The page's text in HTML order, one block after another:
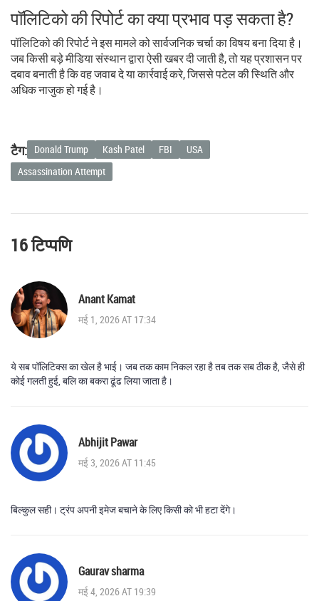
पॉलिटिको की रिपोर्ट का क्या प्रभाव पड़ सकता है?
पॉलिटिको की रिपोर्ट ने इस मामले को सार्वजनिक चर्चा का विषय बना दिया है।
जब किसी बड़े मीडिया संस्थान द्वारा ऐसी खबर दी जाती है, तो यह प्रशासन पर
दबाव बनाती है कि वह जवाब दे या कार्रवाई करे, जिससे पटेल की स्थिति और
अधिक नाजुक हो गई है।
टैग: Donald Trump Kash Patel FBI
USA
Assassination Attempt
16 टिप्पणि
Anant Kamat
मई 1, 2026 AT 17:34
ये सब पॉलिटिक्स का खेल है भाई। जब तक काम निकल रहा है तब तक सब ठीक है, जैसे ही
कोई गलती हुई, बलि का बकरा ढूंढ लिया जाता है।
Abhijit Pawar
मई 3, 2026 AT 11:45
बिल्कुल सही। ट्रंप अपनी इमेज बचाने के लिए किसी को भी हटा देंगे।
Gaurav sharma
मई 4, 2026 AT 19:39